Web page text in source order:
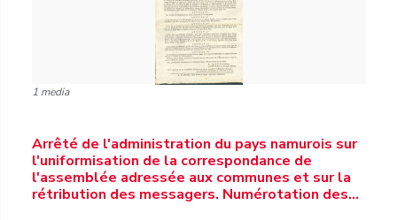
1 media
Arrêté de l'administration du pays namurois sur
l'uniformisation de la correspondance de
l'assemblée adressée aux communes et sur la
rétribution des messagers. Numérotation des…